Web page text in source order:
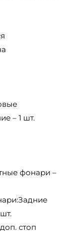
– 1 шт.
фонари –
стоп